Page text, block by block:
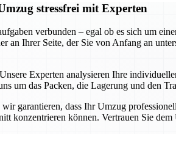
stressfrei mit Experten
verbunden – egal ob es sich um
an Ihrer Seite, der Sie von Anfang an
Experten analysieren Ihre
um das Packen, die Lagerung und den
garantieren, dass Ihr Umzug
konzentrieren können. Vertrauen Sie